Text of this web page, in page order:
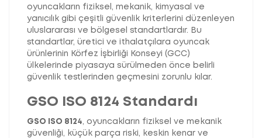
oyuncakların fiziksel, mekanik, kimyasal ve
yanıcılık gibi çeşitli güvenlik kriterlerini düzenleyen
uluslararası ve bölgesel standartlardır. Bu
standartlar, üretici ve ithalatçılara oyuncak
ürünlerinin Körfez İşbirliği Konseyi (GCC)
ülkelerinde piyasaya sürülmeden önce belirli
güvenlik testlerinden geçmesini zorunlu kılar.
GSO ISO 8124 Standardı
GSO ISO 8124, oyuncakların fiziksel ve mekanik
güvenliği, küçük parça riski, keskin kenar ve